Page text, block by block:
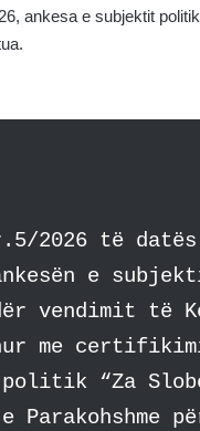
ankesa e subjektit
2026 të
e
vendimit të
me
“Za